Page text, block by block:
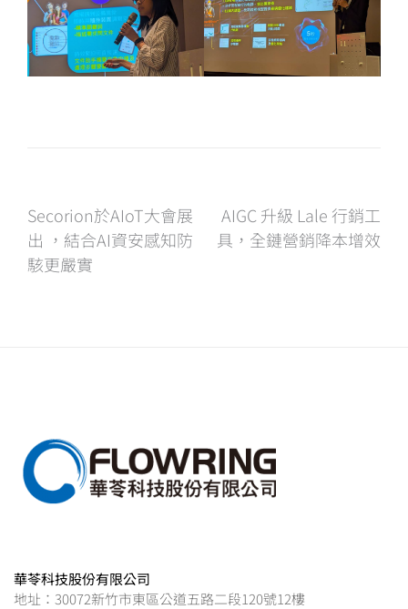
文
章
Secorion於AIoT大會展
出 ，結合AI資安感知防
駭更嚴實
AIGC 升級 Lale 行銷工
具，全鏈營銷降本增效
華苓科技股份有限公司
地址：30072新竹市東區公道五路二段120號12樓